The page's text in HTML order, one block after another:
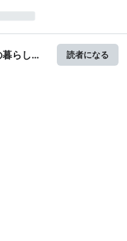
らしブ
読者になる